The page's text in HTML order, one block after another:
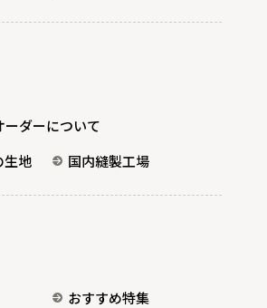
ーダーについて
生地
国内縫製工場
おすすめ特集